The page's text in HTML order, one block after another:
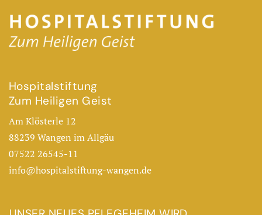
Hospitalstiftung
Zum Heiligen Geist
Am Klösterle 12
88239 Wangen im Allgäu
07522 26545-11
info@hospitalstiftung-wangen.de